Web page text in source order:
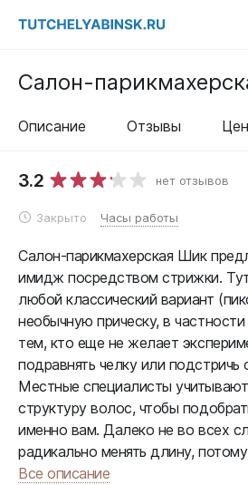
Салон-
Описание Отзывы
3.2 нет отзывов
Часы работы
Закрыто
Салон-парикмахерская Шик
имидж посредством стрижки.
любой классический вариант
необычную прическу, в
тем, кто еще не желает
подравнять челку или подстричь
Местные специалисты
структуру волос, чтобы
именно вам. Далеко не во всех
радикально менять длину,
Все описание